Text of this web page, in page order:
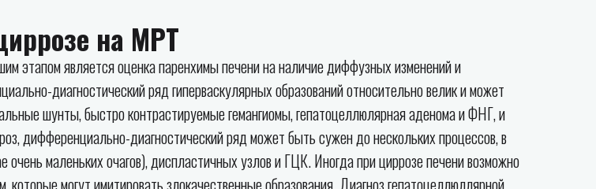
на МРТ
этапом является оценка паренхимы печени на наличие диффузных изменений и
диагностический ряд гиперваскулярных образований относительно велик и может
шунты, быстро контрастируемые гемангиомы, гепатоцеллюлярная аденома и ФНГ, и
дифференциально-диагностический ряд может быть сужен до нескольких процессов, в
маленьких очагов), диспластичных узлов и ГЦК. Иногда при циррозе печени возможно
могут имитировать злокачественные образования. Диагноз гепатоцеллюллярной